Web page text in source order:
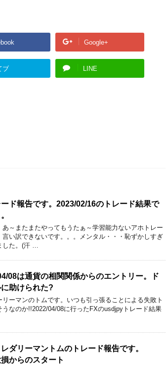
Google+
ブ LINE
ド報告です。2023/02/16のトレード結果で
あ～またまたやってもうたぁ～学習能力ないアホトレー
言い訳できないです。。。メンタル・・・恥ずかしすぎ
した。(汗 …
08は通貨の相関関係からのエントリー。ド
助けられた?
ーマンのトムです。いつも引っ張ることによる失敗ト
なのか!!2022/04/08に行ったFXのusdjpyトレード結果
ダリーマントムのトレード報告です。
からのスタート